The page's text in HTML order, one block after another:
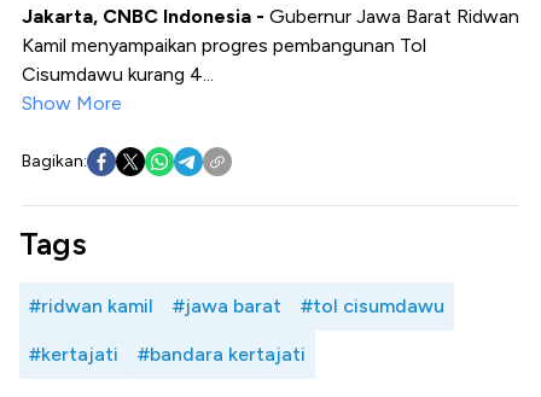
Jakarta, CNBC Indonesia - Gubernur Jawa Barat Ridwan
Kamil menyampaikan progres pembangunan Tol
Cisumdawu kurang 4...
Show More
Bagikan:
Tags
#ridwan kamil #jawa barat #tol cisumdawu
#kertajati #bandara kertajati